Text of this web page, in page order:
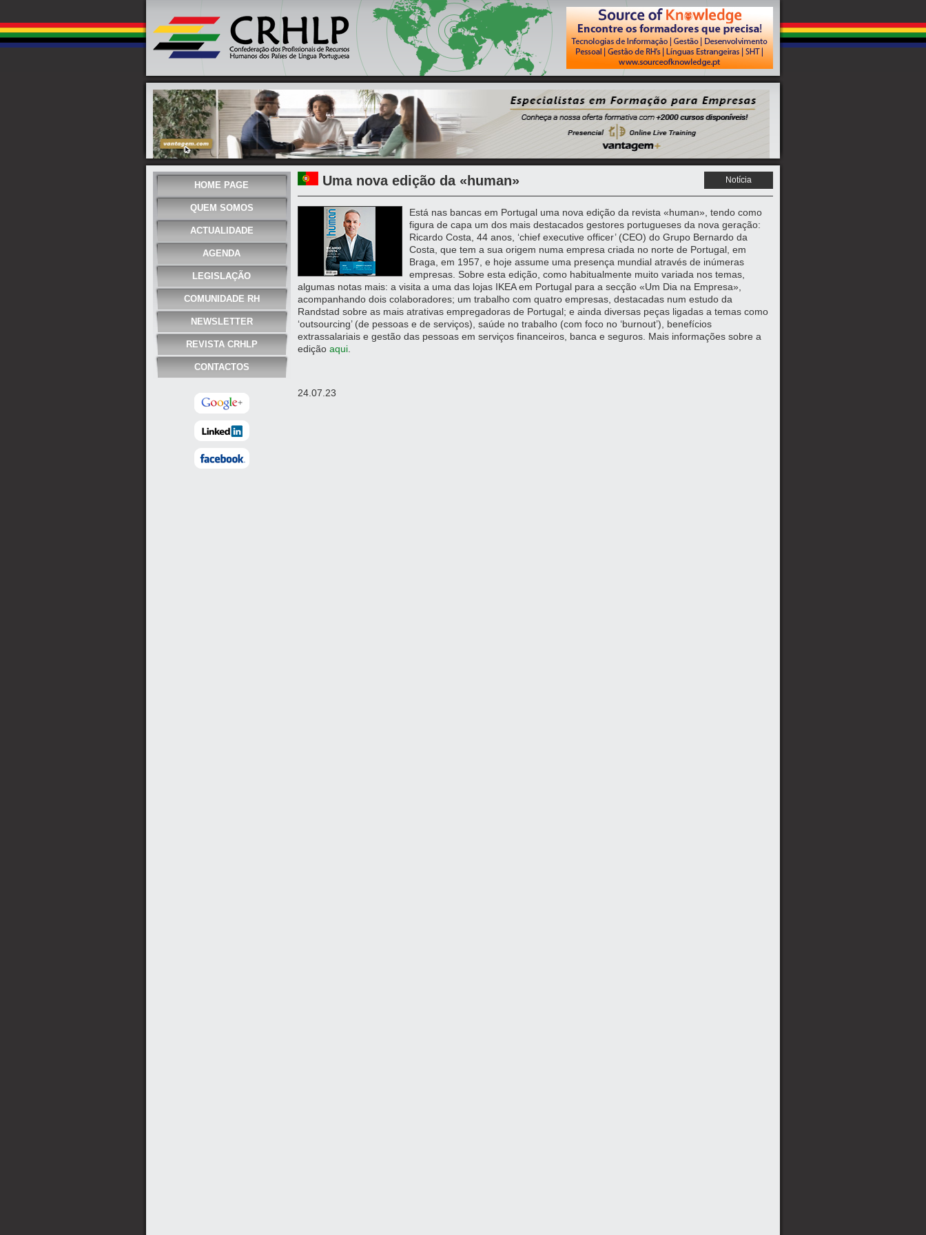
HOME PAGE
QUEM SOMOS
ACTUALIDADE
AGENDA
LEGISLAÇÃO
COMUNIDADE RH
NEWSLETTER
REVISTA CRHLP
CONTACTOS
Uma nova edição da «human» Notícia
Está nas bancas em Portugal uma nova edição da revista «human», tendo como
figura de capa um dos mais destacados gestores portugueses da nova geração:
Ricardo Costa, 44 anos, ‘chief executive officer’ (CEO) do Grupo Bernardo da
Costa, que tem a sua origem numa empresa criada no norte de Portugal, em
Braga, em 1957, e hoje assume uma presença mundial através de inúmeras
empresas. Sobre esta edição, como habitualmente muito variada nos temas,
algumas notas mais: a visita a uma das lojas IKEA em Portugal para a secção «Um Dia na Empresa»,
acompanhando dois colaboradores; um trabalho com quatro empresas, destacadas num estudo da
Randstad sobre as mais atrativas empregadoras de Portugal; e ainda diversas peças ligadas a temas como
‘outsourcing’ (de pessoas e de serviços), saúde no trabalho (com foco no ‘burnout’), benefícios
extrassalariais e gestão das pessoas em serviços financeiros, banca e seguros. Mais informações sobre a
edição aqui
24.07.23